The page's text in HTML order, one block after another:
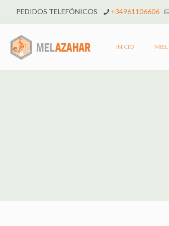
PEDIDOS TELEFÓNICOS +34961106606
INICIO MIEL